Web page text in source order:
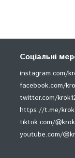
Соціальні
instagram.com/
facebook.com/
twitter.com/
https://t.me/
tiktok.com/
youtube.com/